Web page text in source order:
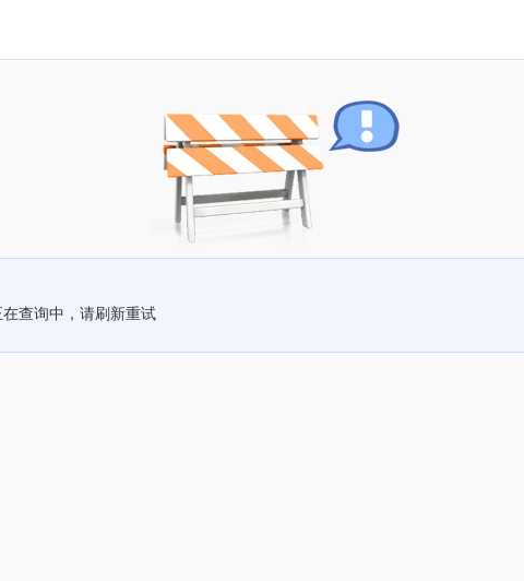
在查询中，请刷新重试